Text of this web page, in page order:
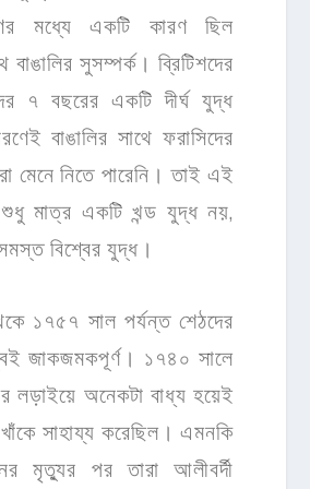
মধ্যে একটি কারণ ছিল
বাঙালির সুসম্পর্ক। ব্রিটিশদের
৭ বছরের একটি দীর্ঘ যুদ্ধ
বাঙালির সাথে ফরাসিদের
মেনে নিতে পারেনি। তাই এই
মাত্র একটি খন্ড যুদ্ধ নয়,
বিশ্বের যুদ্ধ।
১৭৫৭ সাল পর্যন্ত শেঠদের
জাকজমকপূর্ণ। ১৭৪০ সালে
লড়াইয়ে অনেকটা বাধ্য হয়েই
খাঁকে সাহায্য করেছিল। এমনকি
মৃত্যুর পর তারা আলীবর্দী